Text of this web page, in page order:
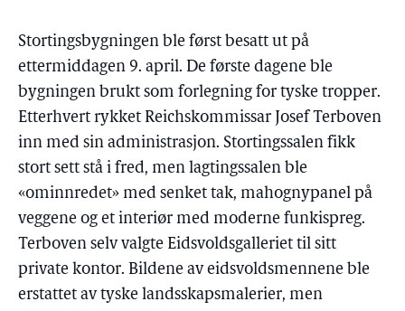
Stortingsbygningen ble først besatt ut på
ettermiddagen 9. april. De første dagene ble
bygningen brukt som forlegning for tyske tropper.
Etterhvert rykket Reichskommissar Josef Terboven
inn med sin administrasjon. Stortingssalen fikk
stort sett stå i fred, men lagtingssalen ble
«ominnredet» med senket tak, mahognypanel på
veggene og et interiør med moderne funkispreg.
Terboven selv valgte Eidsvoldsgalleriet til sitt
private kontor. Bildene av eidsvoldsmennene ble
erstattet av tyske landsskapsmalerier, men